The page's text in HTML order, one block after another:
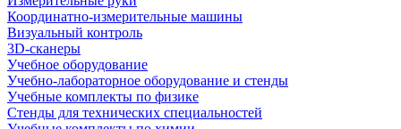
Координатно-измерительные машины
Визуальный контроль
3D-сканеры
Учебное оборудование
Учебно-лабораторное оборудование и стенды
Учебные комплекты по физике
Стенды для технических специальностей